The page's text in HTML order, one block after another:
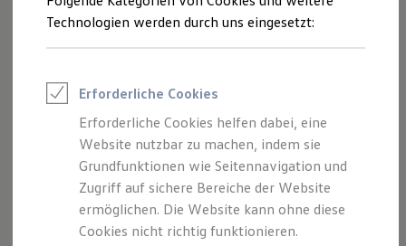
E-Auto-Förderung
Volkswagen Marktplatz
Elektromobilität bei Gebrauchtwagen
Saisonangebote
Reifenpakete
Leasing
Leasing-Angebote
Gebrauchtwagen Leasing
Junge Gebrauchtwagen-Leasing
Elektroauto Leasing
Kleinwagen-Leasing
Mit dem optionalen Schließ- und Startsystem
können Sie den Schlüssel in der Tasche lassen,
denn Ihr ID.5 GTX öffnet sich von selbst, sobald sich Ihre
Hand dem Türgriff nähert. Dazu begrüßt und verabschiedet
er Sie mit einer „Leaving home“ und „Coming home“
seiner optionalenIQ.LIGHT - LED-Matrix-
Scheinwerfer.
Technologien werden durch uns eingesetzt:
Erforderliche Cookies
Erforderliche Cookies helfen dabei, eine
Website nutzbar zu machen, indem sie
Grundfunktionen wie Seitennavigation und
Zugriff auf sichere Bereiche der Website
ermöglichen. Die Website kann ohne diese
Cookies nicht richtig funktionieren.